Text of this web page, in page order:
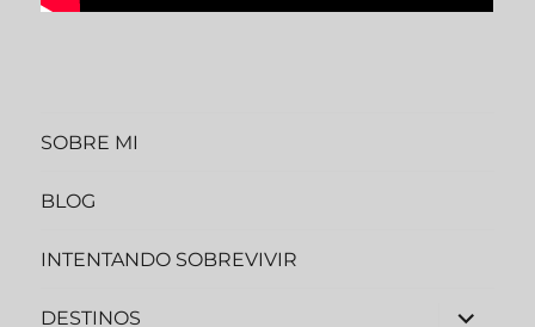
SOBRE MI
BLOG
INTENTANDO SOBREVIVIR
DESTINOS